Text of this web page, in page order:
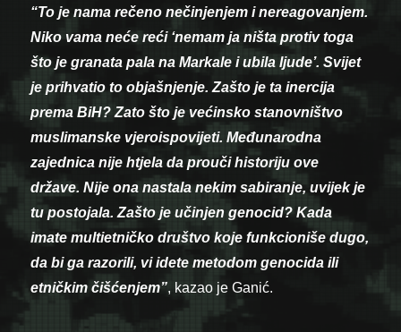
“To je nama rečeno nečinjenjem i nereagovanjem.
Niko vama neće reći ‘nemam ja ništa protiv toga
što je granata pala na Markale i ubila ljude’. Svijet
je prihvatio to objašnjenje. Zašto je ta inercija
prema BiH? Zato što je većinsko stanovništvo
muslimanske vjeroispovijeti. Međunarodna
zajednica nije htjela da prouči historiju ove
države. Nije ona nastala nekim sabiranje, uvijek je
tu postojala. Zašto je učinjen genocid? Kada
imate multietničko društvo koje funkcioniše dugo,
da bi ga razorili, vi idete metodom genocida ili
etničkim čišćenjem”, kazao je Ganić.